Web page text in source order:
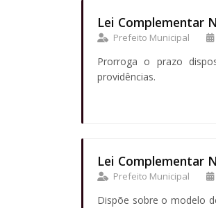
Lei Complementar
Prefeito Municipal
Prorroga o prazo
providências.
Lei Complementar
Prefeito Municipal
Dispõe sobre o modelo